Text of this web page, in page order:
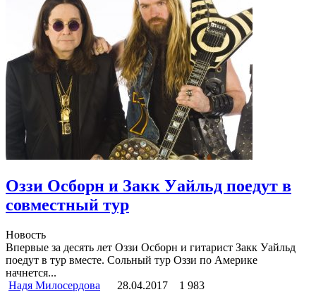
Оззи Осборн и Закк Уайльд поедут в
совместный тур
Новость
Впервые за десять лет Оззи Осборн и гитарист Закк Уайльд
поедут в тур вместе. Сольный тур Оззи по Америке
начнется...
Надя Милосердова
28.04.2017 1 983